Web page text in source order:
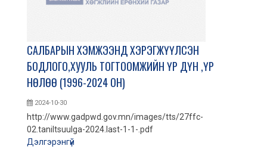
САЛБАРЫН ХЭМЖЭЭНД ХЭРЭГЖҮҮЛСЭН
БОДЛОГО,ХУУЛЬ ТОГТООМЖИЙН ҮР ДҮН ,ҮР
НӨЛӨӨ (1996-2024 ОН)
2024-10-30
http://www.gadpwd.gov.mn/images/tts/27ffc-
02.taniltsuulga-2024.last-1-1-.pdf
Дэлгэрэнгүй